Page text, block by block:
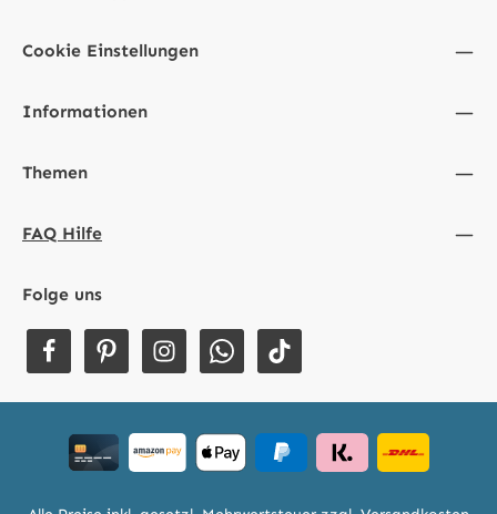
Cookie Einstellungen
Informationen
Themen
FAQ Hilfe
Folge uns